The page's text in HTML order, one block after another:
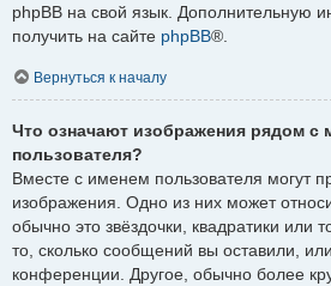
phpBB на свой язык. Дополнительную
получить на сайте phpBB®.
Вернуться к началу
Что означают изображения рядом с
пользователя?
Вместе с именем пользователя могут
изображения. Одно из них может
обычно это звёздочки, квадратики или
то, сколько сообщений вы оставили,
конференции. Другое, обычно более